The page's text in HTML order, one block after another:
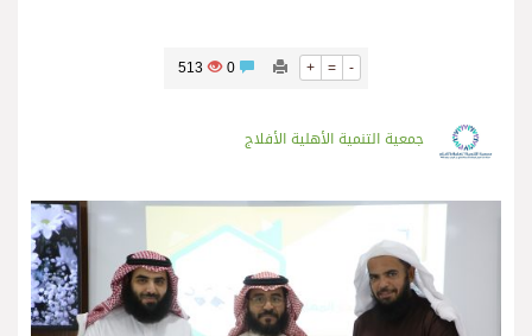
+ = -
513
جمعية التنمية الأهلية الأفلاج